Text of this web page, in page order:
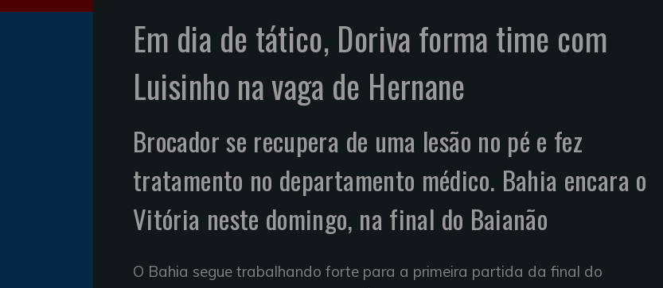
Em dia de tático, Doriva forma time com
Luisinho na vaga de Hernane
Brocador se recupera de uma lesão no pé e fez
tratamento no departamento médico. Bahia encara o
Vitória neste domingo, na final do Baianão
O Bahia segue trabalhando forte para a primeira partida da final do